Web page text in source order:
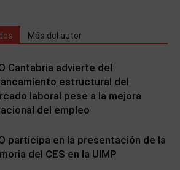
Más del autor
Cantabria advierte del
estructural del
laboral pese a la mejora
del empleo
participa en la presentación de la
del CES en la UIMP